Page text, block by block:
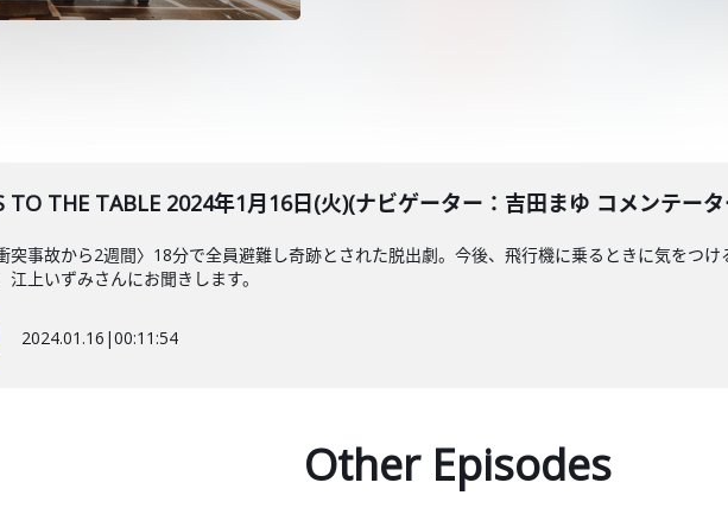
TO THE TABLE 2024年1月16日(火)(ナビゲーター：吉田まゆ コメンテー
突事故から2週間〉18分で全員避難し奇跡とされた脱出劇。今後、飛行機に乗るときに気をつ
江上いずみさんにお聞きします。
2024.01.16 |00:11:54
Other Episodes